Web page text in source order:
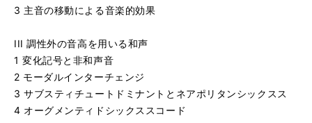
3 主音の移動による音楽的効果
III 調性外の音高を用いる和声
1 変化記号と非和声音
2 モーダルインターチェンジ
3 サブスティチュートドミナントとネアポリタンシックスス
4 オーグメンティドシックススコード